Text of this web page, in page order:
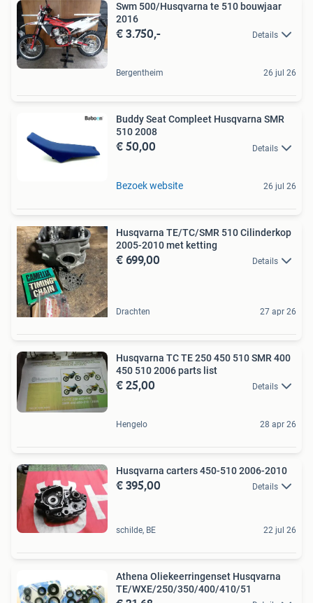
Swm 500/Husqvarna te 510 bouwjaar
2016
€ 3.750,- Details
Bergentheim 26 jul 26
Buddy Seat Compleet Husqvarna SMR
510 2008
€ 50,00 Details
Bezoek website 26 jul 26
Husqvarna TE/TC/SMR 510 Cilinderkop
2005-2010 met ketting
€ 699,00 Details
Drachten 27 apr 26
Husqvarna TC TE 250 450 510 SMR 400
450 510 2006 parts list
€ 25,00 Details
Hengelo 28 apr 26
Husqvarna carters 450-510 2006-2010
€ 395,00 Details
schilde, BE 22 jul 26
Athena Oliekeerringenset Husqvarna
TE/WXE/250/350/400/410/51